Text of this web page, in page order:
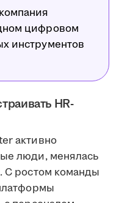
цифровом
инструментов
HR-
активно
люди, менялась
С ростом команды